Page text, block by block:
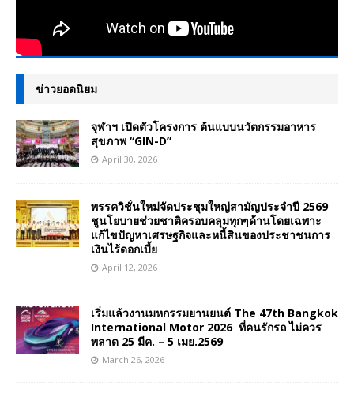
ข่าวยอดนิยม
จุฬาฯ เปิดตัวโครงการ ต้นแบบนวัตกรรมอาหาร
สุขภาพ “GIN-D”
April 30, 2026
พรรควิชั่นใหม่จัดประชุมใหญ่สามัญประจำปี 2569
ชูนโยบายช่วยชาติครอบคลุมทุกๆด้านโดยเฉพาะ
แก้ไขปัญหาเศรษฐกิจและหนี้สินของประชาชนการ
เงินไร้ดอกเบี้ย
April 12, 2026
เริ่มแล้วงานมหกรรมยานยนต์ The 47th Bangkok
International Motor 2026 ที่คนรักรถ ไม่ควร
พลาด 25 มีค. – 5 เมย.2569
March 26, 2026